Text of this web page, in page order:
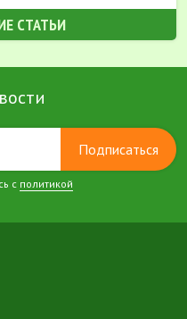
СТАТЬИ
Подписаться
с политикой